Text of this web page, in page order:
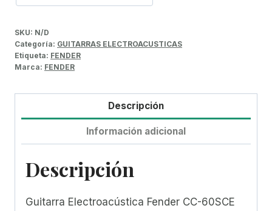
SKU: N/D
Categoría: GUITARRAS ELECTROACUSTICAS
Etiqueta: FENDER
Marca: FENDER
Descripción
Información adicional
Descripción
Guitarra Electroacústica Fender CC-60SCE